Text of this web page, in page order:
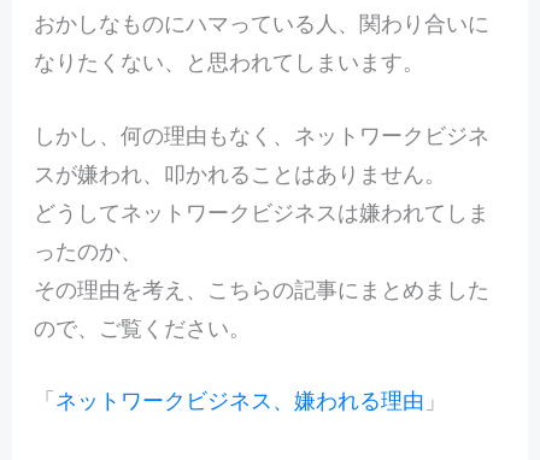
おかしなものにハマっている人、関わり合いに
なりたくない、と思われてしまいます。
しかし、何の理由もなく、ネットワークビジネ
スが嫌われ、叩かれることはありません。
どうしてネットワークビジネスは嫌われてしま
ったのか、
その理由を考え、こちらの記事にまとめました
ので、ご覧ください。
「ネットワークビジネス、嫌われる理由 」